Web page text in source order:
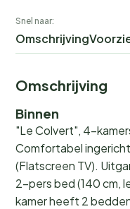
Snel naar:
Omschrijving
Omschrijving
Binnen
"Le Colvert", 4-
Comfortabel
(Flatscreen TV).
2-pers bed (140 cm,
kamer heeft 2